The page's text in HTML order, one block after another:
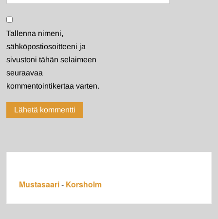
Tallenna nimeni,
sähköpostiosoitteeni ja
sivustoni tähän selaimeen
seuraavaa
kommentointikertaa varten.
Mustasaari - Korsholm